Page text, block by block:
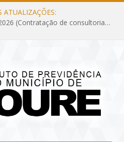
ATUALIZAÇÕES:
INEXIGIBILIDADE Nº 003/2026 (Contratação de consultoria previdenciária com finalidade de obtenção do CRP, confecção dos demonstrativos previdenciários DAIR, DIPR e DPIN, preparar e alimentar o CADPREV, em atendimento às demandas do Instituto de Previdência dos Servidores do Município de Soure – IPSMS, por um período de 10 (dez) meses)